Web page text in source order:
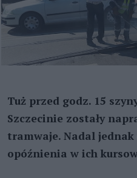
Tuż przed godz. 15
Szczecinie zostały
tramwaje. Nadal
opóźnienia w ich